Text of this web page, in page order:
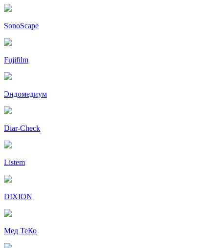
SonoScape
Fujifilm
Эндомедиум
Diar-Cheсk
Listem
DIXION
Мед ТеКо